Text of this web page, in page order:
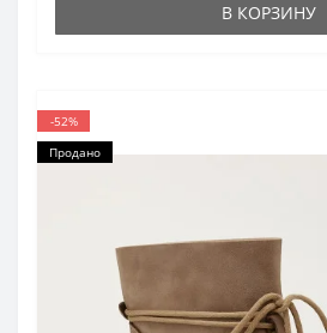
В КОРЗИНУ
-52%
Продано